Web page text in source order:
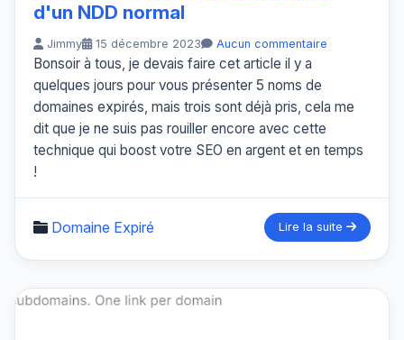
d'un NDD normal
Jimmy 15 décembre 2023 Aucun commentaire
Bonsoir à tous, je devais faire cet article il y a
quelques jours pour vous présenter 5 noms de
domaines expirés, mais trois sont déjà pris, cela me
dit que je ne suis pas rouiller encore avec cette
technique qui boost votre SEO en argent et en temps
!
Domaine Expiré Lire la suite